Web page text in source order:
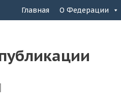
Главная О Федерации